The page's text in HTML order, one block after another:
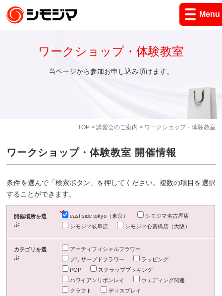
Menu
TOP> 講習会のご案内 > ワークショップ・体験教室
ワークショップ・体験教室
当ページから参加お申し込み頂けます。
ワークショップ・体験教室 開催情報
条件を選んで「検索ボタン」を押してください。複数の項目を選択
することができます。
開催場所を選
ぶ
east side tokyo（東京）
シモジマ名古屋店
シモジマ岐阜店
シモジマ心斎橋店（大阪）
カテゴリを選
ぶ
アーティフィシャルフラワー
プリザーブドフラワー
ラッピング
POP
スクラップブッキング
ハワイアンリボンレイ
ウェディング関連
クラフト
ディスプレイ